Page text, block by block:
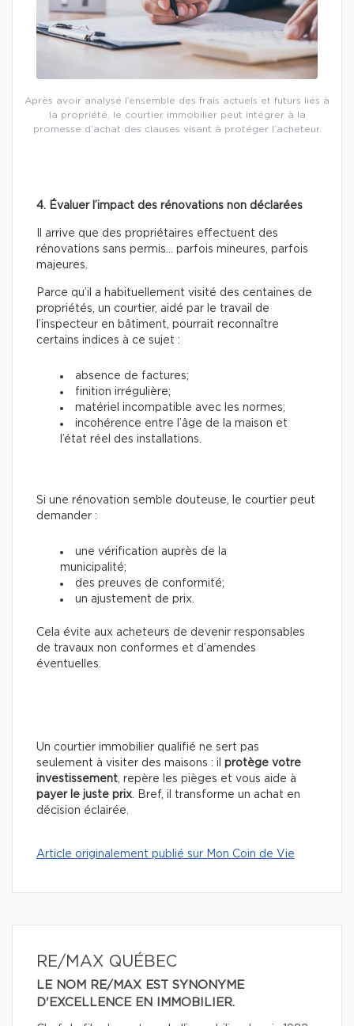
Après avoir analysé l’ensemble des frais actuels et futurs liés à
la propriété, le courtier immobilier peut intégrer à la
promesse d’achat des clauses visant à protéger l’acheteur.
4. Évaluer l’impact des rénovations non déclarées
Il arrive que des propriétaires effectuent des
rénovations sans permis… parfois mineures, parfois
majeures.
Parce qu’il a habituellement visité des centaines de
propriétés, un courtier, aidé par le travail de
l’inspecteur en bâtiment, pourrait reconnaître
certains indices à ce sujet :
absence de factures;
finition irrégulière;
matériel incompatible avec les normes;
incohérence entre l’âge de la maison et
l’état réel des installations.
Si une rénovation semble douteuse, le courtier peut
demander :
une vérification auprès de la
municipalité;
des preuves de conformité;
un ajustement de prix.
Cela évite aux acheteurs de devenir responsables
de travaux non conformes et d’amendes
éventuelles.
Un courtier immobilier qualifié ne sert pas
seulement à visiter des maisons : il protège votre
investissement, repère les pièges et vous aide à
payer le juste prix. Bref, il transforme un achat en
décision éclairée.
Article originalement publié sur Mon Coin de Vie
RE/MAX QUÉBEC
LE NOM RE/MAX EST SYNONYME
D'EXCELLENCE EN IMMOBILIER.